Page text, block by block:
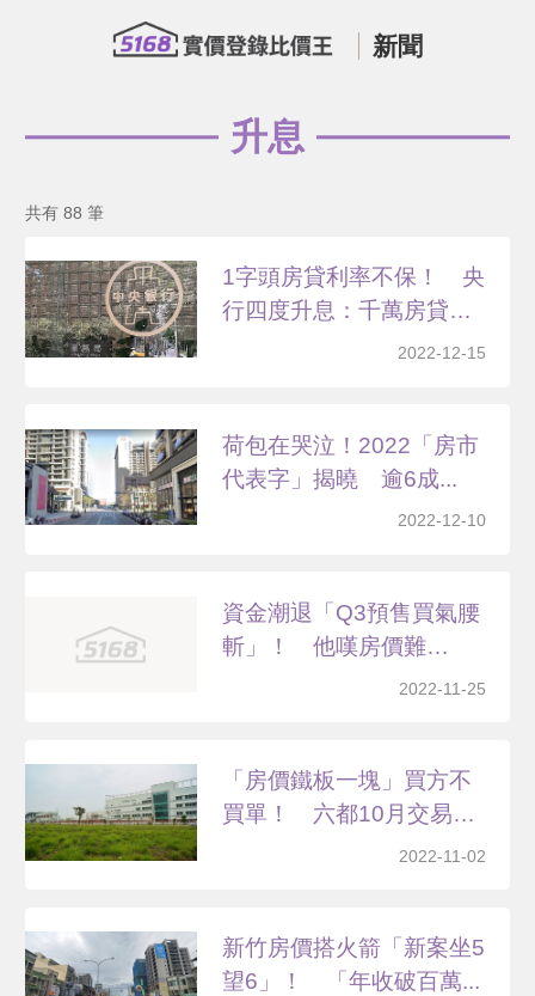
新聞
升息
共有 88 筆
1字頭房貸利率不保！ 央
行四度升息：千萬房貸
2022-12-15
荷包在哭泣！2022「房市
代表字」揭曉 逾6成...
2022-12-10
資金潮退「Q3預售買氣腰
斬」！ 他嘆房價難
2022-11-25
「房價鐵板一塊」買方不
買單！ 六都10月交易
2022-11-02
新竹房價搭火箭「新案坐5
望6」！ 「年收破百萬...